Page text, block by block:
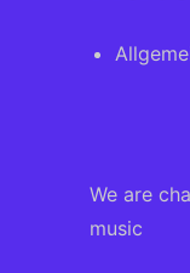
We are
music